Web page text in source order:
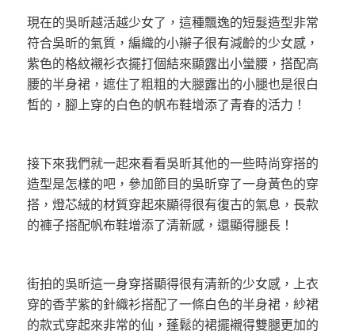
現在的吳昕越活越少女了，這種飄逸的短髮造型非常
符合吳昕的氣質，編織的小辮子很有減齡的少女感，
紫色的格紋襯衫衣擺打個結來顯露出小蠻腰，搭配高
腰的半身裙，遮住了粗粗的大腿露出的小腿也是很白
皙的，腳上穿的白色的帆布鞋增添了青春的活力！
接下來我們就一起來看看吳昕其他的一些時尚穿搭的
造型是怎樣的吧，參加節目的吳昕穿了一身黃色的穿
搭，燈芯絨的材質穿起來顯得很有復古的氣息，長款
的褲子搭配帆布鞋增添了清新感，還顯得腿長！
街拍的吳昕這一身穿搭顯得很有清新的少女感，上衣
穿的香芋紫的針織衫搭配了一條白色的半身裙，紗裙
的款式穿起來非常的仙，蓬鬆的裙擺襯得雙腿更加的